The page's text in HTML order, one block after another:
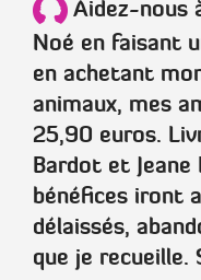
Aidez-nous
Noé en faisant
en achetant
animaux, mes
25,90 euros.
Bardot et
bénéfices iront
délaissés,
que je recueille.